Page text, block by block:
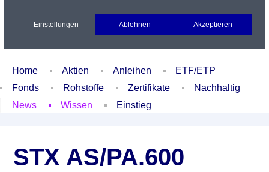
Xetra Realtime
Watchlist Portfolio Login
Home Aktien Anleihen
ETF/ETP
Fonds
Rohstoffe Zertifikate
Nachhaltig
News
Wissen Einstieg
STX AS/PA.600
Einstellungen Ablehnen Akzeptieren